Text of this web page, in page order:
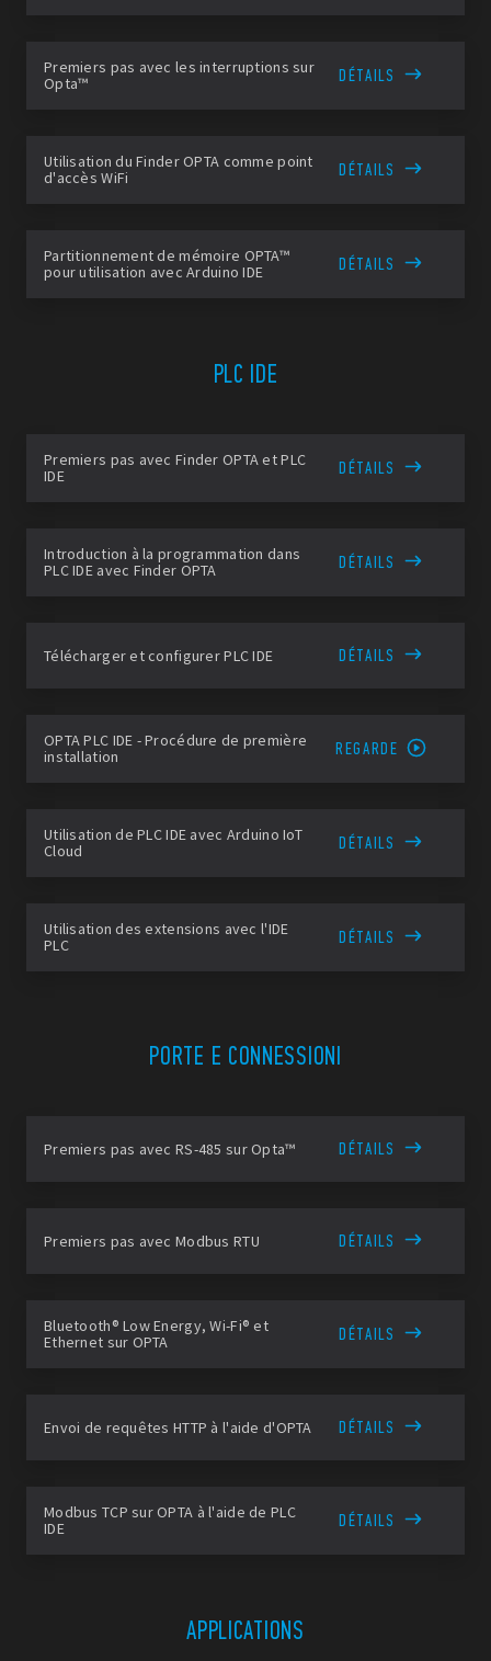
Premiers pas avec les interruptions sur
Opta™
DÉTAILS
Utilisation du Finder OPTA comme point
d'accès WiFi
DÉTAILS
Partitionnement de mémoire OPTA™
pour utilisation avec Arduino IDE
DÉTAILS
PLC IDE
Premiers pas avec Finder OPTA et PLC
IDE
DÉTAILS
Introduction à la programmation dans
PLC IDE avec Finder OPTA
DÉTAILS
Télécharger et configurer PLC IDE DÉTAILS
OPTA PLC IDE - Procédure de première
installation
REGARDE
Utilisation de PLC IDE avec Arduino IoT
Cloud
DÉTAILS
Utilisation des extensions avec l'IDE
PLC
DÉTAILS
PORTE E CONNESSIONI
Premiers pas avec RS-485 sur Opta™ DÉTAILS
Premiers pas avec Modbus RTU DÉTAILS
Bluetooth® Low Energy, Wi-Fi® et
Ethernet sur OPTA
DÉTAILS
Envoi de requêtes HTTP à l'aide d'OPTA DÉTAILS
Modbus TCP sur OPTA à l'aide de PLC
IDE
DÉTAILS
APPLICATIONS